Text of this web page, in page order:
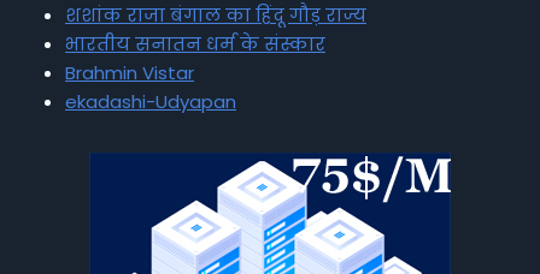
शशांक राजा बंगाल का हिंदू गौड़ राज्य
भारतीय सनातन धर्म के संस्कार
Brahmin Vistar
ekadashi-Udyapan